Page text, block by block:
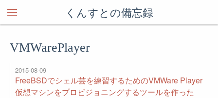
くんすとの備忘録
VMWarePlayer
2015-08-09
FreeBSDでシェル芸を練習するためのVMWare Player
仮想マシンをプロビジョニングするツールを作った